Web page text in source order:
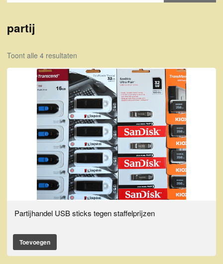
partij
Toont alle 4 resultaten
Partijhandel USB sticks tegen staffelprijzen
Toevoegen